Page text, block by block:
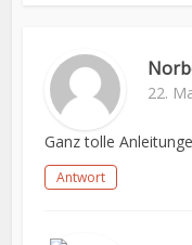
22.
Ganz tolle
Antwort